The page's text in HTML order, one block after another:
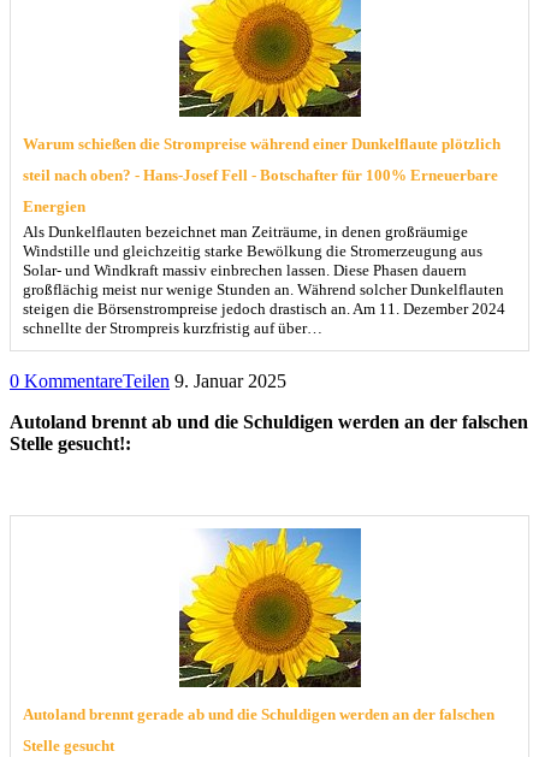
Warum schießen die Strompreise während einer Dunkelflaute plötzlich
steil nach oben? - Hans-Josef Fell - Botschafter für 100% Erneuerbare
Energien
Als Dunkelflauten bezeichnet man Zeiträume, in denen großräumige
Windstille und gleichzeitig starke Bewölkung die Stromerzeugung aus
Solar- und Windkraft massiv einbrechen lassen. Diese Phasen dauern
großflächig meist nur wenige Stunden an. Während solcher Dunkelflauten
steigen die Börsenstrompreise jedoch drastisch an. Am 11. Dezember 2024
schnellte der Strompreis kurzfristig auf über…
0 KommentareTeilen 9. Januar 2025
Autoland brennt ab und die Schuldigen werden an der falschen
Stelle gesucht!:
Autoland brennt gerade ab und die Schuldigen werden an der falschen
Stelle gesucht